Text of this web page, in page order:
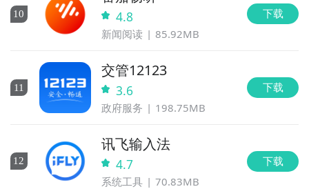
10 4.8
新闻阅读 85.92MB
下载
11
交管12123
3.6
政府服务 198.75MB
下载
12
讯飞输入法
4.7
系统工具 70.83MB
下载